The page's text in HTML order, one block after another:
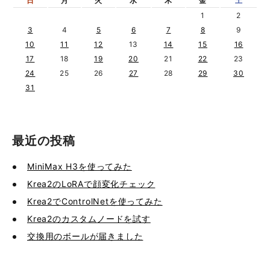
1
2
3
4 5 6 7 8
9
10
11 12 13 14 15
16
17
18 19 20 21 22
23
24
25 26 27 28 29
30
31
最近の投稿
MiniMax H3を使ってみた
Krea2のLoRAで顔変化チェック
Krea2でControlNetを使ってみた
Krea2のカスタムノードを試す
交換用のボールが届きました